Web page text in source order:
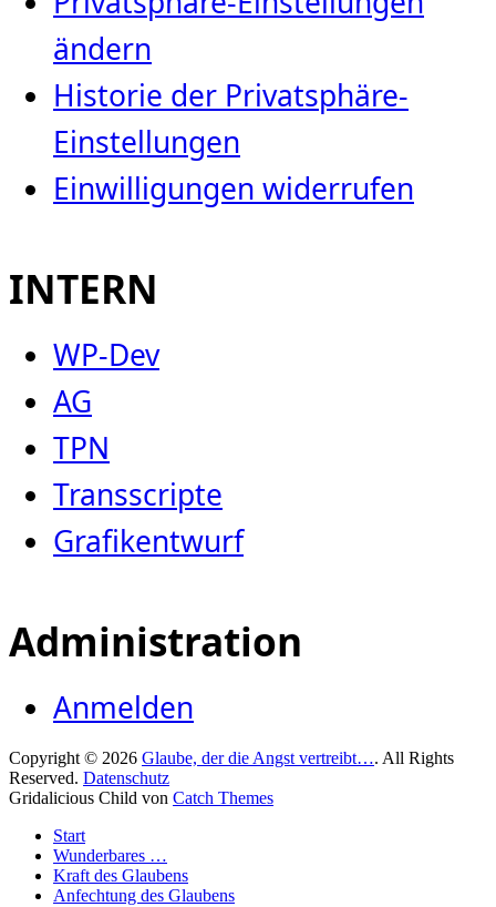
ändern
Historie der Privatsphäre-
Einstellungen
Einwilligungen widerrufen
INTERN
WP-Dev
AG
TPN
Transscripte
Grafikentwurf
Administration
Anmelden
Copyright © 2026 Glaube, der die Angst vertreibt…. All Rights
Reserved. Datenschutz
Gridalicious Child von Catch Themes
oben
scrollen
Start
Wunderbares …
Kraft des Glaubens
Anfechtung des Glaubens